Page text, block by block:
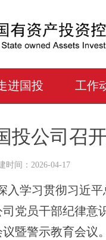
进国投 工作
投公司召
时间： 2026-04-17
入学习贯彻习近
党员干部纪律意
议暨警示教育会议